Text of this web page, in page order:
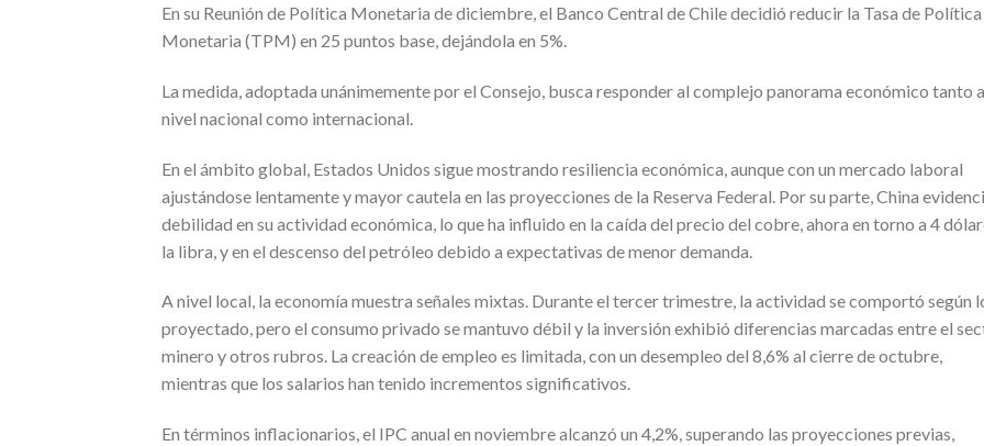
En su Reunión de Política Monetaria de diciembre, el Banco Central de Chile decidió reducir la Tasa de Política
Monetaria (TPM) en 25 puntos base, dejándola en 5%.
La medida, adoptada unánimemente por el Consejo, busca responder al complejo panorama económico tanto a
nivel nacional como internacional.
En el ámbito global, Estados Unidos sigue mostrando resiliencia económica, aunque con un mercado laboral
ajustándose lentamente y mayor cautela en las proyecciones de la Reserva Federal. Por su parte, China
debilidad en su actividad económica, lo que ha influido en la caída del precio del cobre, ahora en torno a 4
la libra, y en el descenso del petróleo debido a expectativas de menor demanda.
A nivel local, la economía muestra señales mixtas. Durante el tercer trimestre, la actividad se comportó según
proyectado, pero el consumo privado se mantuvo débil y la inversión exhibió diferencias marcadas entre el
minero y otros rubros. La creación de empleo es limitada, con un desempleo del 8,6% al cierre de octubre,
mientras que los salarios han tenido incrementos significativos.
En términos inflacionarios, el IPC anual en noviembre alcanzó un 4,2%, superando las proyecciones previas,